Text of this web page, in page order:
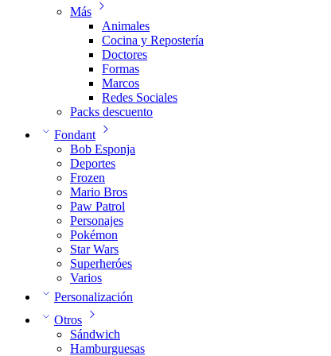
Más
Animales
Cocina y Repostería
Doctores
Formas
Marcos
Redes Sociales
Packs descuento
Fondant
Bob Esponja
Deportes
Frozen
Mario Bros
Paw Patrol
Personajes
Pokémon
Star Wars
Superheróes
Varios
Personalización
Otros
Sándwich
Hamburguesas